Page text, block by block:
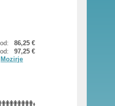
86,25 €
97,25 €
Mozirje